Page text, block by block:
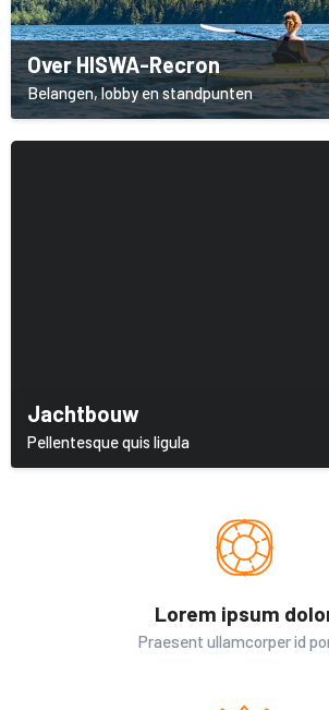
Over HISWA-Recron
Belangen, lobby en standpunten
Jachtbouw
Pellentesque quis ligula
Lorem ipsum
Praesent ullamcorper id